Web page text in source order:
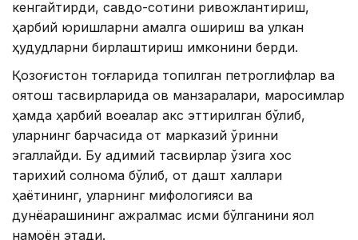
кенгайтирди, савдо-сотиқни ривожлантириш,
ҳарбий юришларни амалга ошириш ва улкан
ҳудудларни бирлаштириш имконини берди.
Қозоғистон тоғларида топилган петроглифлар ва
қоятош тасвирларида ов манзаралари, маросимлар
ҳамда ҳарбий воқеалар акс эттирилган бўлиб,
уларнинг барчасида от марказий ўринни
эгаллайди. Бу қадимий тасвирлар ўзига хос
тарихий солнома бўлиб, от дашт халқлари
ҳаётининг, уларнинг мифологияси ва
дунёқарашининг ажралмас қисми бўлганини яққол
намоён этади.